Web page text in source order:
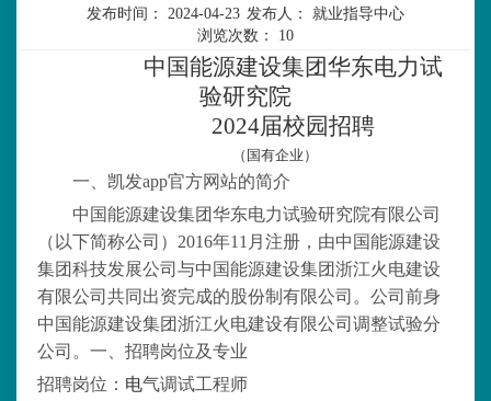
发布时间： 2024-04-23 发布人：
就业指导中心
浏览次数：
10
中国能源建设集团华东电力试
验研究院
2024届校园招聘
（国有企业）
一、凯发app官方网站的简介
中国能源建设集团华东电力试验研究院有限公司
（以下简称公司） 2016年11月注册，由中国能源建设
集团科技发展公司与中国能源建设集团浙江火电建设
有限公司共同出资完成的股份制有限公司。公司前身
中国能源建设集团浙江火电建设有限公司调整试验分
公司。一、招聘岗位及专业
招聘岗位： 电气调试工程师